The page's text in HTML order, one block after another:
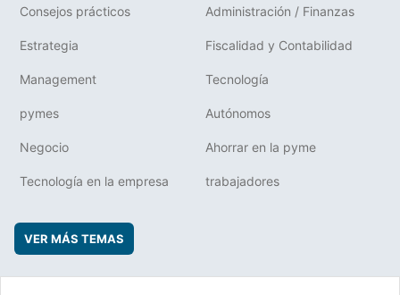
Consejos prácticos Administración / Finanzas
Estrategia Fiscalidad y Contabilidad
Management Tecnología
pymes Autónomos
Negocio Ahorrar en la pyme
Tecnología en la empresa trabajadores
VER MÁS TEMAS